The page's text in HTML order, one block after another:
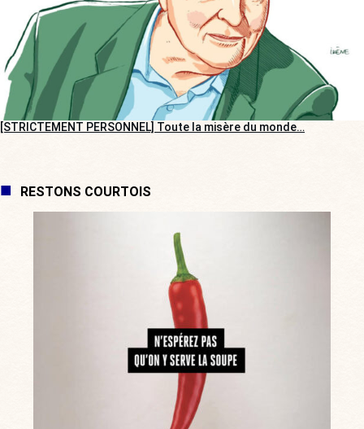
[STRICTEMENT PERSONNEL] Toute la misère du monde…
RESTONS COURTOIS